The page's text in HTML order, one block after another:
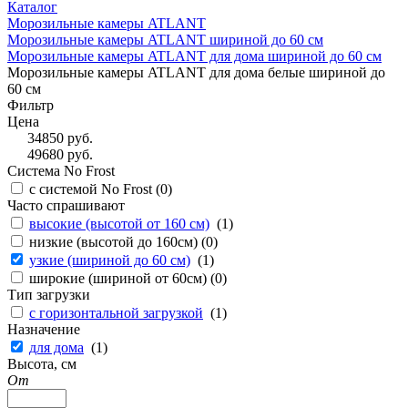
Каталог
Морозильные камеры ATLANT
Морозильные камеры ATLANT шириной до 60 см
Морозильные камеры ATLANT для дома шириной до 60 см
Морозильные камеры ATLANT для дома белые шириной до
60 см
Фильтр
Цена
34850руб.
49680руб.
Система No Frost
с системой No Frost (0)
Часто спрашивают
высокие (высотой от 160 см) (1)
низкие (высотой до 160см) (0)
узкие (шириной до 60 см) (1)
широкие (шириной от 60см) (0)
Тип загрузки
с горизонтальной загрузкой (1)
Назначение
для дома (1)
Высота, см
От